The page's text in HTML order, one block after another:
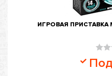
ИГРОВАЯ ПРИСТАВКА
0